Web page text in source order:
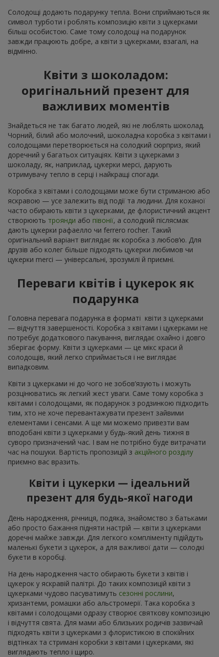
Солодощі додають подарунку тепла. Вони сприймаються як
символ турботи і роблять композицію квіти з цукерками
більш особистою. Саме тому солодощі на подарунок
завжди працюють добре, а квіти з цукерками, взагалі, на
відмінно.
Квіти з шоколадом:
оригінальний презент для
важливих моментів
Знайдеться не так багато людей, які не люблять шоколад.
Чорний, білий або молочний, шоколадна коробка з квітами і
солодощами перетворюється на солодкий сюрприз, який
доречний у багатьох ситуаціях. Квіти з цукерками з
шоколаду, як, наприклад, цукерки мерсі, дарують
отримувачу тепло в серці і найкращі спогади.
Коробка з квітами і солодощами може бути стриманою або
яскравою — усе залежить від події та людини. Для коханої
часто обирають квіти з цукерками, де флористичний акцент
створюють троянди або півонії, а солодкий післясмак
дають цукерки рафаелло чи ferrero rocher. Такий
оригінальний варіант виглядає як коробка з любов’ю. Для
друзів або колег більше підходять цукерки любимов чи
цукерки merci — універсальні, зрозумілі й приємні.
Переваги квітів і цукерок як
подарунка
Головна перевага подарунка в форматі квіти з цукерками
— відчуття завершеності. Коробка з квітами і цукерками не
потребує додаткового пакування, виглядає охайно і довго
зберігає форму. Квіти з цукерками — це мікс краси й
солодощів, який легко сприймається і не виглядає
випадковим.
Квіти з цукерками ні до чого не зобов’язують і можуть
розцінюватись як легкий жест уваги. Саме тому коробка з
квітами і солодощами, як подарунок з родзинкою підходить
тим, хто не хоче перевантажувати презент зайвими
елементами і сенсами. А ще ми можемо привезти вам
вподобані квіти з цукерками у будь-який день тижня в
суворо призначений час. І вам не потрібно буде витрачати
час на пошуки. Вартість пропозицій з акційного розділу
приємно вас вразить.
Квіти і цукерки — ідеальний
презент для будь-якої нагоди
День народження, річниця, подяка, знайомство з батьками
або просто бажання підняти настрій — квіти з цукерками
доречні майже завжди. Для легкого компліменту підійдуть
маленькі букети з цукерок, а для важливої дати — солодкі
букети в коробці.
На день народження часто обирають букети з квітів і
цукерок у яскравій палітрі. До таких композицій квіти з
цукерками чудово пасуватимуть сезонні рослини,
хризантеми, ромашки або альстромерії. Така коробка з
квітами і солодощами одразу створює святкову композицію
і відчуття свята. Для мами або близьких родичів зазвичай
підходять квіти з цукерками з флористикою в спокійних
відтінках та стримані коробки з квітами і цукерками, які
виглядають тепло і щиро.